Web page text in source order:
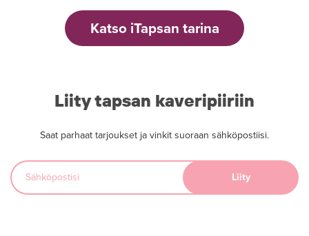
Katso iTapsan tarina
Liity tapsan kaveripiiriin
Saat parhaat tarjoukset ja vinkit suoraan sähköpostiisi.